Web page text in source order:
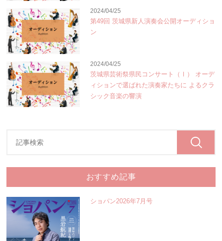
2024/04/25
第49回 茨城県新人演奏会公開オーディショ
ン
2024/04/25
茨城県芸術祭県民コンサート（Ⅰ） オーデ
ィションで選ばれた演奏家たちに よるクラ
シック音楽の響演
おすすめ記事
ショパン2026年7月号